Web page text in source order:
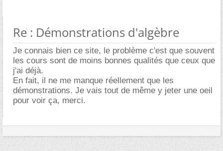
Re : Démonstrations d'algèbre
Je connais bien ce site, le problème c'est que souvent
les cours sont de moins bonnes qualités que ceux que
j'ai déjà.
En fait, il ne me manque réellement que les
démonstrations. Je vais tout de même y jeter une oeil
pour voir ça, merci.